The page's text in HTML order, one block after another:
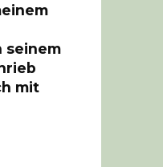
seinem
mit